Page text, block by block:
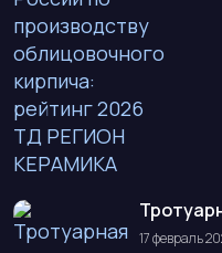
17 февраль